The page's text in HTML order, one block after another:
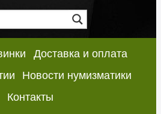
Доставка и оплата
Новости нумизматики
Контакты